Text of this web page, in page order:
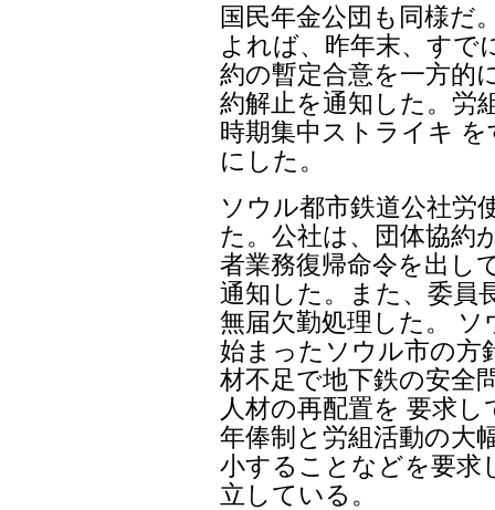
国民年金公団も同様だ
よれば、昨年末、すで
約の暫定合意を一方的
約解止を通知した。労
時期集中ストライキ
にした。
ソウル都市鉄道公社労
た。公社は、団体協約
者業務復帰命令を出し
通知した。また、委員
無届欠勤処理した。
始まったソウル市の方
材不足で地下鉄の安全
人材の再配置を 要求
年俸制と労組活動の大
小することなどを要求
立している。